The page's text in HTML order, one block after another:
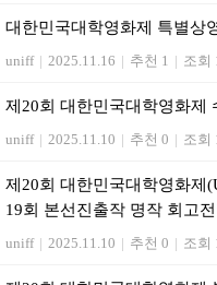
대한민국대학영화제 특별상
uniff | 2025.11.16 | 추천 1 | 조회
제20회 대한민국대학영화제
uniff | 2025.11.10 | 추천 0 | 조회
제20회 대한민국대학영화제
19회 본선진출작 명작 회고전
uniff | 2025.11.10 | 추천 0 | 조회